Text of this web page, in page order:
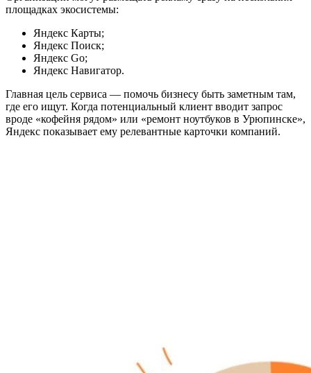
площадках экосистемы:
Яндекс Карты;
Яндекс Поиск;
Яндекс Go;
Яндекс Навигатор.
Главная цель сервиса — помочь бизнесу быть заметным там,
где его ищут. Когда потенциальный клиент вводит запрос
вроде «кофейня рядом» или «ремонт ноутбуков в Урюпинске»,
Яндекс показывает ему релевантные карточки компаний.